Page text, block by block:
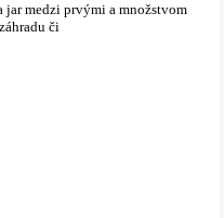
medzi prvými a množstvom
či